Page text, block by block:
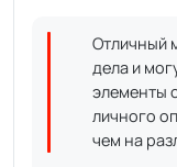
Отличный
дела и
элементы
личного
чем на